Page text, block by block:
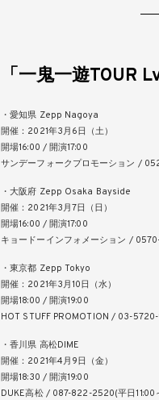
「一鬼一遊TOUR
・愛知県 Zepp Nagoya
開催：2021年3月6日（土）
開場16:00 / 開演17:00
サンデーフォークプロモーション /
・大阪府 Zepp Osaka Bayside
開催：2021年3月7日（日）
開場16:00 / 開演17:00
キョードーインフォメーション /
・東京都 Zepp Tokyo
開催：2021年3月10日（水）
開場18:00 / 開演19:00
HOT STUFF PROMOTION / 03-
・香川県 高松DIME
開催：2021年4月9日（金）
開場18:30 / 開演19:00
DUKE高松 / 087-822-2520(平日11:00